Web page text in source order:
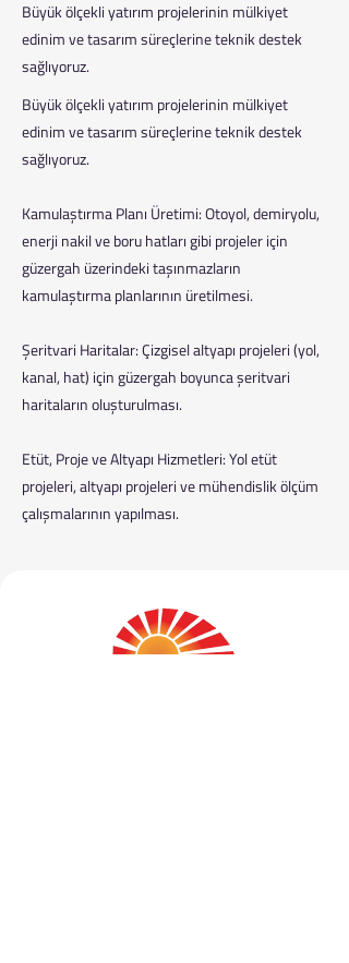
Büyük ölçekli yatırım projelerinin mülkiyet
edinim ve tasarım süreçlerine teknik destek
sağlıyoruz.
Büyük ölçekli yatırım projelerinin mülkiyet
edinim ve tasarım süreçlerine teknik destek
sağlıyoruz.
Kamulaştırma Planı Üretimi: Otoyol, demiryolu,
enerji nakil ve boru hatları gibi projeler için
güzergah üzerindeki taşınmazların
kamulaştırma planlarının üretilmesi.
Şeritvari Haritalar: Çizgisel altyapı projeleri (yol,
kanal, hat) için güzergah boyunca şeritvari
haritaların oluşturulması.
Etüt, Proje ve Altyapı Hizmetleri: Yol etüt
projeleri, altyapı projeleri ve mühendislik ölçüm
çalışmalarının yapılması.